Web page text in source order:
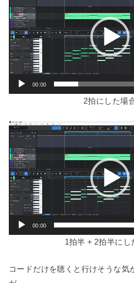
プ
レ
ー
ヤ
00:00
2拍にした場
動
プ
レ
ー
ヤ
00:00
1拍半 + 2拍半にし
コードだけを聴くと行けそうな気